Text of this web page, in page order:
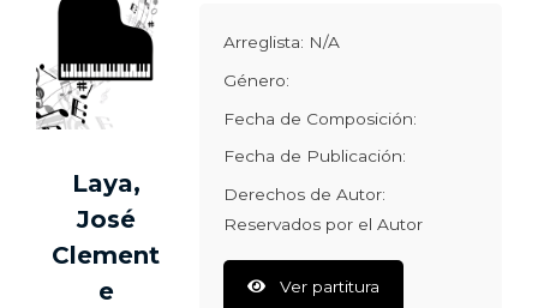
Laya,
José
Clement
e
Arreglista: N/A
Género:
Fecha de Composición:
Fecha de Publicación:
Derechos de Autor:
Reservados por el Autor
Ver partitura